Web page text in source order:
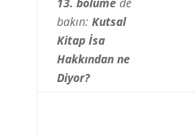
bakın: Kutsal
Kitap İsa
Hakkından ne
Diyor?